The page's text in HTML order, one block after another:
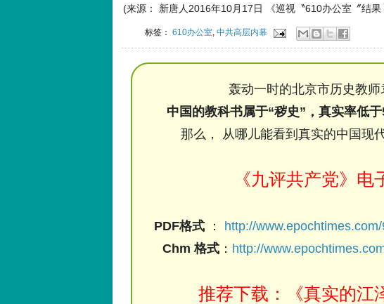
(来源： 新唐人2016年10月17日 《巡视〝610办公室〞结
标签：610办公室 ,中共高层内幕
轰动一时的北京市历史教
中国的教科书属于“秽史”，真实率低
那么， 从哪儿能看到真实的中国现
《九评共产党》电
PDF格式 ： http://
Chm 格式 ： http://
推荐下载：《真实的江